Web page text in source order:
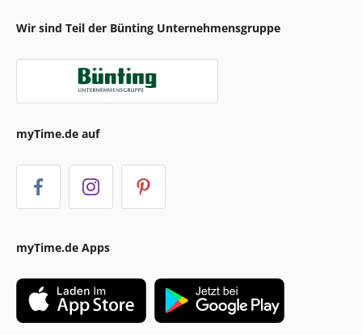
Wir sind Teil der Bünting Unternehmensgruppe
myTime.de auf
myTime.de Apps